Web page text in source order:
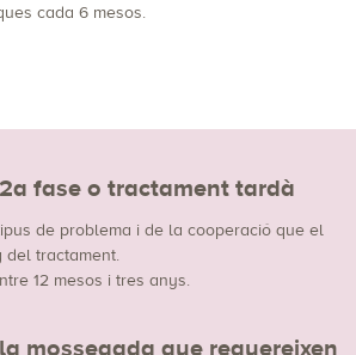
cada 6 mesos.
fase o tractament tardà
de problema i de la cooperació que el
del tractament.
12 mesos i tres anys.
mossegada que requereixen